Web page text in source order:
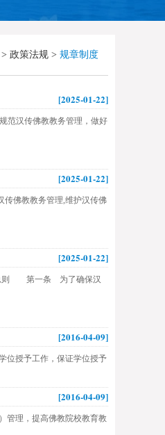
> 政策法规 > 规章制度
[2025-01-22]
范汉传佛教教务管理，做好
[2025-01-22]
佛教教务管理,维护汉传佛
[2025-01-22]
总则 第一条 为了确保汉
[2016-04-09]
位授予工作，保证学位授予
[2016-04-09]
管理，提高佛教院校教育教